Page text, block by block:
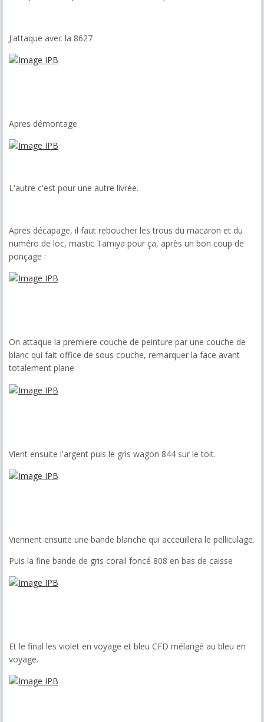
J'attaque avec la 8627
Apres démontage
L'autre c'est pour une autre livrée.
Apres décapage, il faut reboucher les trous du macaron et du
numéro de loc, mastic Tamiya pour ça, après un bon coup de
ponçage :
On attaque la premiere couche de peinture par une couche de
blanc qui fait office de sous couche, remarquer la face avant
totalement plane
Vient ensuite l'argent puis le gris wagon 844 sur le toit.
Viennent ensuite une bande blanche qui acceuillera le pelliculage.
Puis la fine bande de gris corail foncé 808 en bas de caisse
Et le final les violet en voyage et bleu CFD mélangé au bleu en
voyage.